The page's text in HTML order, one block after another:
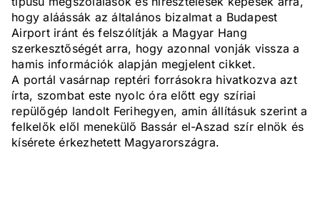
hogy aláássák az általános bizalmat a Budapest
Airport iránt és felszólítják a Magyar Hang
szerkesztőségét arra, hogy azonnal vonják vissza a
hamis információk alapján megjelent cikket.
A portál vasárnap reptéri forrásokra hivatkozva azt
írta, szombat este nyolc óra előtt egy szíriai
repülőgép landolt Ferihegyen, amin állításuk szerint a
felkelők elől menekülő Bassár el-Aszad szír elnök és
kísérete érkezhetett Magyarországra.